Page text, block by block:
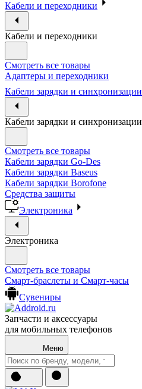
Кабели и переходники
Кабели и переходники
Смотреть все товары
Адаптеры и переходники
Кабели зарядки и синхронизации
Кабели зарядки и синхронизации
Смотреть все товары
Кабели зарядки Go-Des
Кабели зарядки Baseus
Кабели зарядки Borofone
Средства защиты
Электроника
Электроника
Смотреть все товары
Смарт-браслеты и Смарт-часы
Сувениры
Запчасти и аксессуары
для мобильных телефонов
Меню